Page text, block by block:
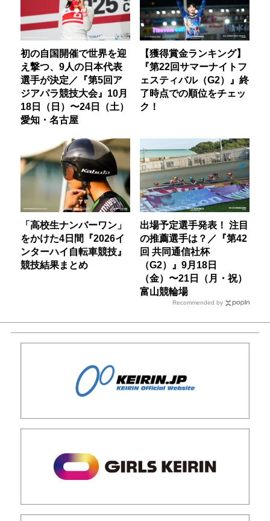
初の自国開催で世界を迎
え撃つ、9人の日本代表
選手が決定／『第5回ア
ジアパラ競技大会』10月
18日（日）〜24日（土）
愛知・名古屋
【獲得賞金ランキング】
『第22回サマーナイトフ
ェスティバル（G2）』終
了時点での順位をチェッ
ク！
「高校生ナンバーワン」
をかけた4日間『2026イ
ンターハイ自転車競技』
競技結果まとめ
出場予定選手発表！ 注目
の推薦選手は？／『第42
回 共同通信社杯
（G2）』9月18日
（金）〜21日（月・祝）
富山競輪場
Recommended by